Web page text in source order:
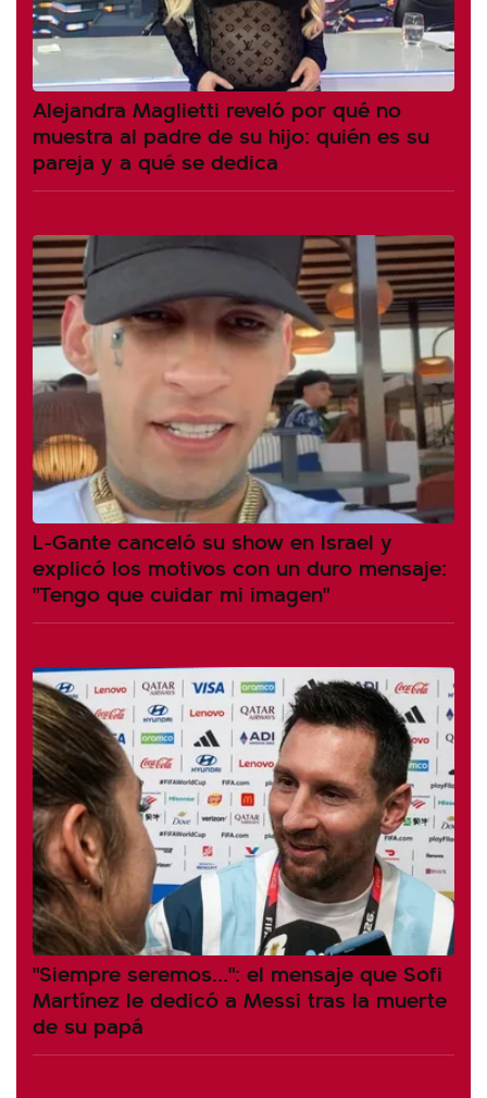
Alejandra Maglietti reveló por qué no
muestra al padre de su hijo: quién es su
pareja y a qué se dedica
L-Gante canceló su show en Israel y
explicó los motivos con un duro mensaje:
"Tengo que cuidar mi imagen"
"Siempre seremos...": el mensaje que Sofi
Martínez le dedicó a Messi tras la muerte
de su papá